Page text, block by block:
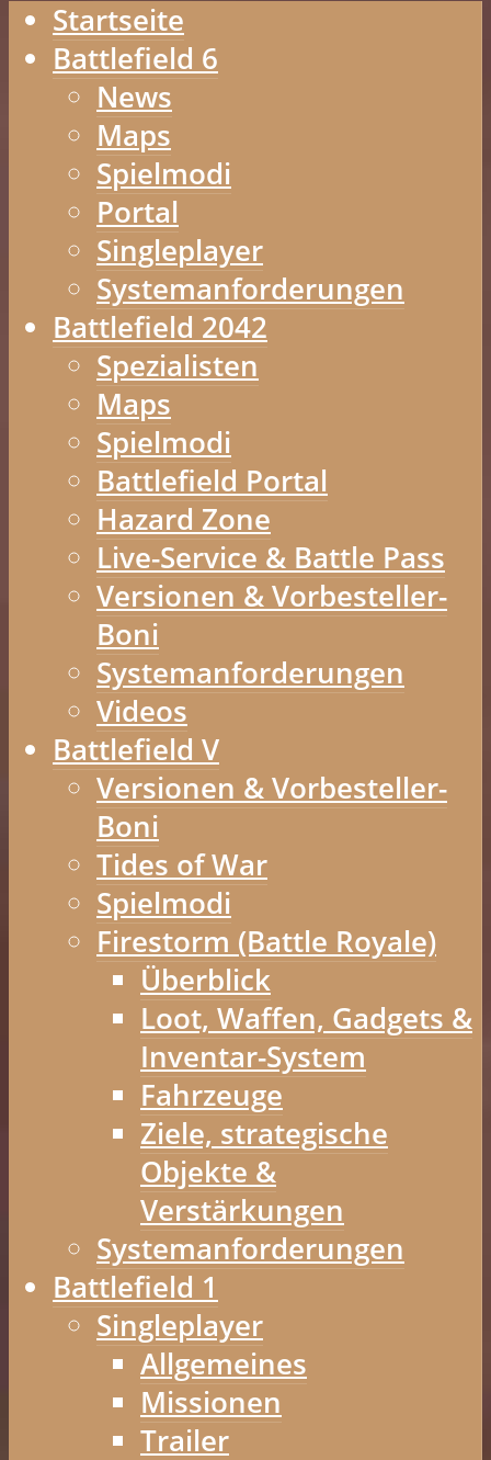
Startseite
Battlefield 6
News
Maps
Spielmodi
Portal
Singleplayer
Systemanforderungen
Battlefield 2042
Spezialisten
Maps
Spielmodi
Battlefield Portal
Hazard Zone
Live-Service & Battle Pass
Versionen & Vorbesteller-
Boni
Systemanforderungen
Videos
Battlefield V
Versionen & Vorbesteller-
Boni
Tides of War
Spielmodi
Firestorm (Battle Royale)
Überblick
Loot, Waffen, Gadgets &
Inventar-System
Fahrzeuge
Ziele, strategische
Objekte &
Verstärkungen
Systemanforderungen
Battlefield 1
Singleplayer
Allgemeines
Missionen
Trailer